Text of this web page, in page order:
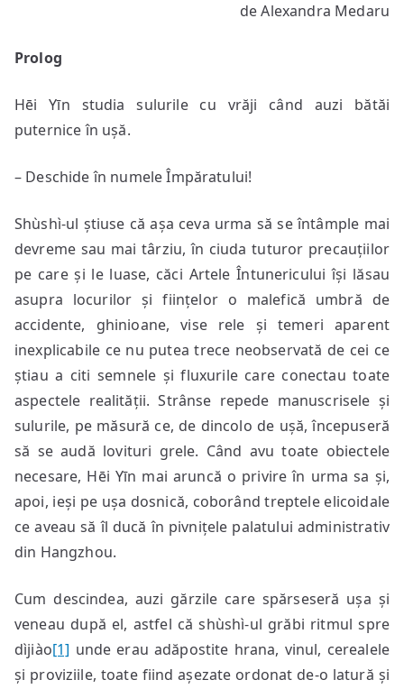
de Alexandra Medaru
Prolog
Hēi Yīn studia sulurile cu vrăji când auzi bătăi
puternice în ușă.
– Deschide în numele Împăratului!
Shùshì-ul știuse că așa ceva urma să se întâmple mai
devreme sau mai târziu, în ciuda tuturor precauțiilor
pe care și le luase, căci Artele Întunericului își lăsau
asupra locurilor și ființelor o malefică umbră de
accidente, ghinioane, vise rele și temeri aparent
inexplicabile ce nu putea trece neobservată de cei ce
știau a citi semnele și fluxurile care conectau toate
aspectele realității. Strânse repede manuscrisele și
sulurile, pe măsură ce, de dincolo de ușă, începuseră
să se audă lovituri grele. Când avu toate obiectele
necesare, Hēi Yīn mai aruncă o privire în urma sa și,
apoi, ieși pe ușa dosnică, coborând treptele elicoidale
ce aveau să îl ducă în pivnițele palatului administrativ
din Hangzhou.
Cum descindea, auzi gărzile care spărseseră ușa și
veneau după el, astfel că shùshì-ul grăbi ritmul spre
dìjiào[1] unde erau adăpostite hrana, vinul, cerealele
și proviziile, toate fiind așezate ordonat de-o latură și